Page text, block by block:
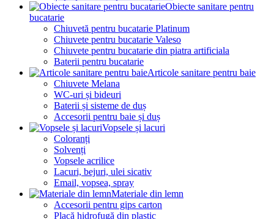
Obiecte sanitare pentru
bucatarie
Chiuvetă pentru bucatarie Platinum
Chiuvete pentru bucatarie Valeso
Chiuvete pentru bucatarie din piatra artificiala
Baterii pentru bucatarie
Articole sanitare pentru baie
Chiuvete Melana
WC-uri și bideuri
Baterii și sisteme de duș
Accesorii pentru baie și duș
Vopsele și lacuri
Coloranți
Solvenți
Vopsele acrilice
Lacuri, bejuri, ulei sicativ
Email, vopsea, spray
Materiale din lemn
Accesorii pentru gips carton
Placă hidrofugă din plastic